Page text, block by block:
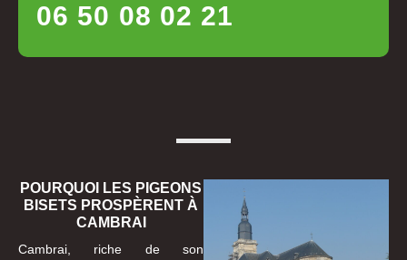
06 50 08 02 21
POURQUOI LES PIGEONS
BISETS PROSPÈRENT À
CAMBRAI
Cambrai, riche de son